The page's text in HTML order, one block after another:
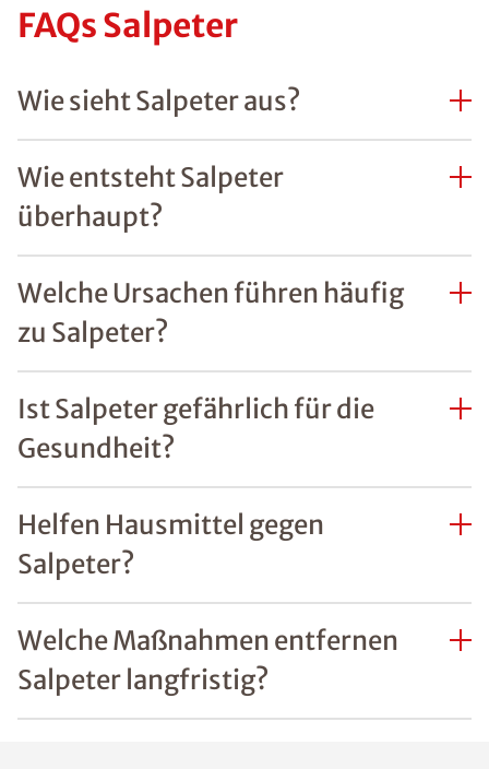
FAQs Salpeter
Wie sieht Salpeter aus?
Wie entsteht Salpeter
überhaupt?
Welche Ursachen führen häufig
zu Salpeter?
Ist Salpeter gefährlich für die
Gesundheit?
Helfen Hausmittel gegen
Salpeter?
Welche Maßnahmen entfernen
Salpeter langfristig?